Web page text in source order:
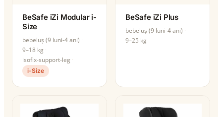
BeSafe iZi Modular i-
Size
bebeluș (9 luni-4 ani)
9–18 kg
isofix-support-leg
i-Size
BeSafe iZi Plus
bebeluș (9 luni-4 ani)
9–25 kg